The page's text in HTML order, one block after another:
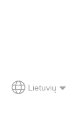
Lietuvių